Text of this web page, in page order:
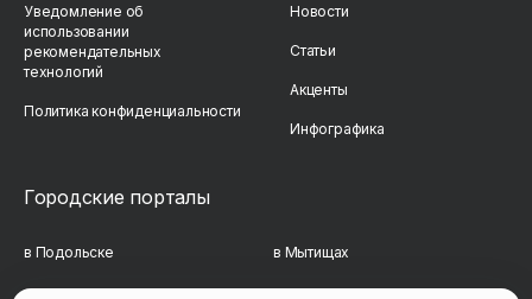
Уведомление об
использовании
рекомендательных
технологий
Политика конфиденциальности
Новости
Статьи
Акценты
Инфографика
Городские порталы
в Подольске в Мытищах